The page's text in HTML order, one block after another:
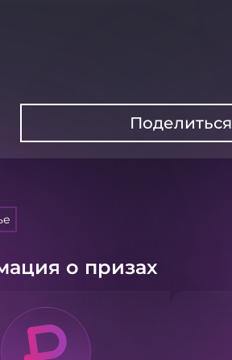
Поделиться
о призах